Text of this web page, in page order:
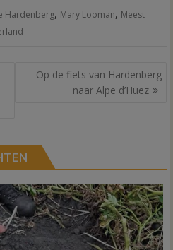
Hardenberg, Mary Looman, Meest
Op de fiets van Hardenberg
naar Alpe d’Huez